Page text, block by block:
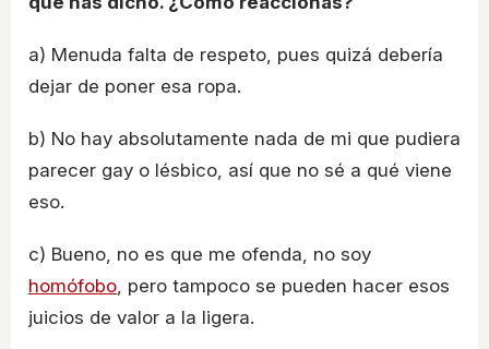
a) Menuda falta de respeto, pues quizá debería
dejar de poner esa ropa.
b) No hay absolutamente nada de mi que pudiera
parecer gay o lésbico, así que no sé a qué viene
eso.
c) Bueno, no es que me ofenda, no soy
homófobo, pero tampoco se pueden hacer esos
juicios de valor a la ligera.